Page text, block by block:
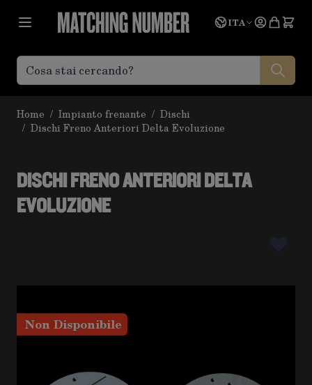
Lingua
ITA
Home / Impianto frenante / Dischi
/ Dischi Freno Anteriori Delta Evoluzione
DISCHI FRENO ANTERIORI DELTA
EVOLUZIONE
Non Disponibile